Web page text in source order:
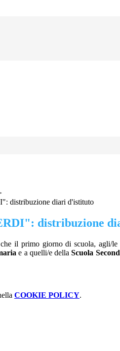
distribuzione diari d'istituto
distribuzione
il primo giorno di scuola, agli/
e a quelli/e dellaScuola
COOKIE POLICY.